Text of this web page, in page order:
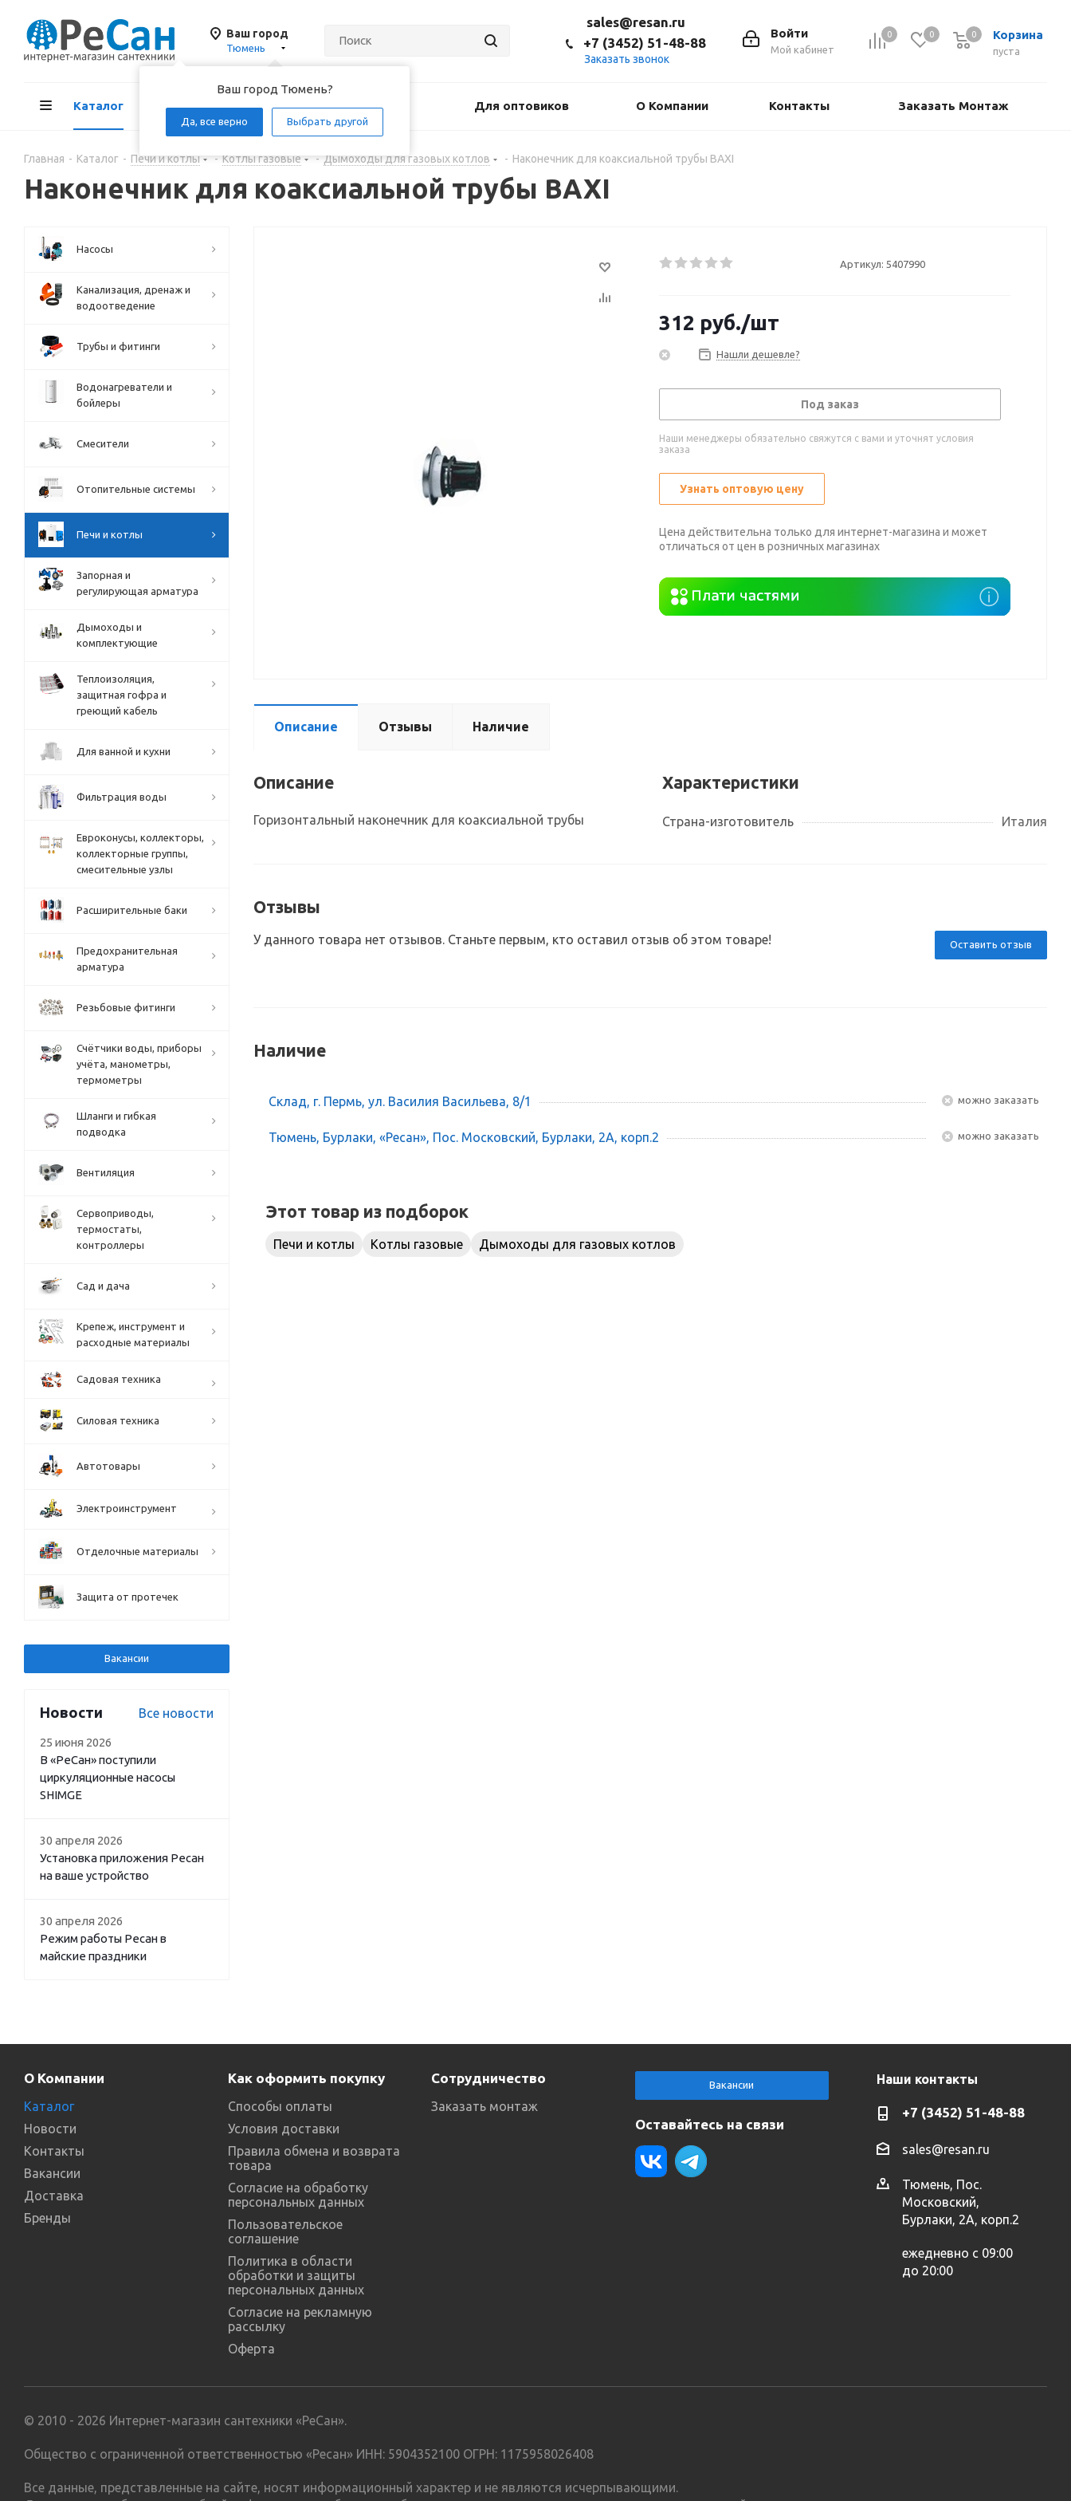
Ваш город
Тюмень
Ваш город Тюмень?
Да, все верно Выбрать другой
0 0 Корзина
пуста
0
Войти
Мой кабинет
sales@resan.ru
+7 (3452) 51-48-88
Заказать звонок
Каталог Акции Доставка Для оптовиков О Компании Контакты Заказать Монтаж
Главная - Каталог - Печи и котлы - Котлы газовые - Дымоходы для газовых котлов - Наконечник для коаксиальной трубы BAXI
Наконечник для коаксиальной трубы BAXI
Артикул: 5407990
312 руб./шт
Нашли дешевле?
Под заказ
Наши менеджеры обязательно свяжутся с вами и уточнят условия
заказа
Узнать оптовую цену
Цена действительна только для интернет-магазина и может
отличаться от цен в розничных магазинах
Описание Отзывы Наличие
Описание
Горизонтальный наконечник для коаксиальной трубы
Характеристики
Страна-изготовитель Италия
Отзывы
Оставить отзыв
У данного товара нет отзывов. Станьте первым, кто оставил отзыв об этом товаре!
Наличие
Склад, г. Пермь, ул. Василия Васильева, 8/1 Можно заказать
Тюмень, Бурлаки, «Ресан», Пос. Московский, Бурлаки, 2А, корп.2 Можно заказать
Этот товар из подборок
Печи и котлы Котлы газовые Дымоходы для газовых котлов
Насосы
Канализация, дренаж и
водоотведение
Трубы и фитинги
Водонагреватели и
бойлеры
Смесители
Отопительные системы
Печи и котлы
Запорная и
регулирующая арматура
Дымоходы и
комплектующие
Теплоизоляция,
защитная гофра и
греющий кабель
Для ванной и кухни
Фильтрация воды
Евроконусы, коллекторы,
коллекторные группы,
смесительные узлы
Расширительные баки
Предохранительная
арматура
Резьбовые фитинги
Счётчики воды, приборы
учёта, манометры,
термометры
Шланги и гибкая
подводка
Вентиляция
Сервоприводы,
термостаты,
контроллеры
Сад и дача
Крепеж, инструмент и
расходные материалы
Садовая техника
Силовая техника
Автотовары
Электроинструмент
Отделочные материалы
Защита от протечек
Вакансии
Новости Все новости
25 июня 2026
В «РеСан» поступили
циркуляционные насосы
SHIMGE
30 апреля 2026
Установка приложения Ресан
на ваше устройство
30 апреля 2026
Режим работы Ресан в
майские праздники
О Компании
Каталог
Новости
Контакты
Вакансии
Доставка
Бренды
Как оформить покупку
Способы оплаты
Условия доставки
Правила обмена и возврата
товара
Согласие на обработку
персональных данных
Пользовательское
соглашение
Политика в области
обработки и защиты
персональных данных
Согласие на рекламную
рассылку
Оферта
Сотрудничество
Заказать монтаж
Вакансии
Оставайтесь на связи
Наши контакты
+7 (3452) 51-48-88
sales@resan.ru
Тюмень, Пос.
Московский,
Бурлаки, 2А, корп.2
ежедневно с 09:00
до 20:00
© 2010 - 2026 Интернет-магазин сантехники «РеСан».
Общество с ограниченной ответственностью «Ресан» ИНН: 5904352100 ОГРН: 1175958026408
Все данные, представленные на сайте, носят информационный характер и не являются исчерпывающими.